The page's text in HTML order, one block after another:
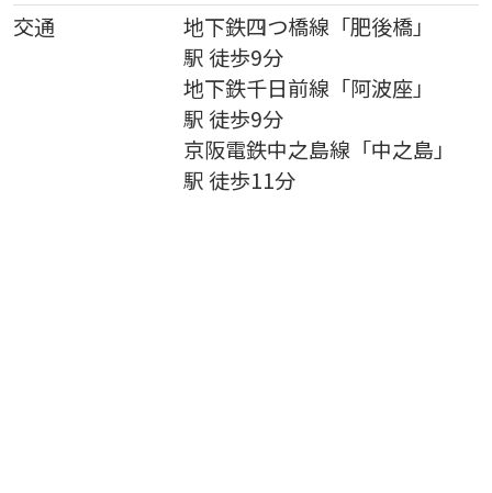
交通
地下鉄四つ橋線「肥後橋」
駅 徒歩9分
地下鉄千日前線「阿波座」
駅 徒歩9分
京阪電鉄中之島線「中之島」
駅 徒歩11分